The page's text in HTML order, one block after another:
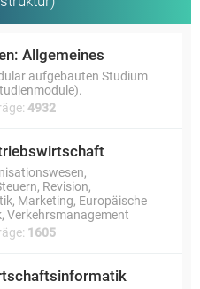
Allgemeines
aufgebauten Studium
4932
Revision,
Marketing, Europäische
Verkehrsmanagement
1605